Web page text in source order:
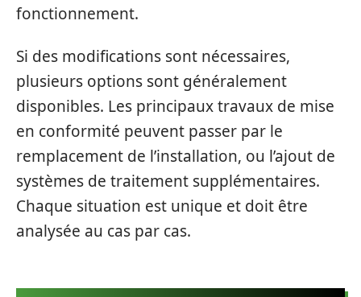
fonctionnement.
Si des modifications sont nécessaires,
plusieurs options sont généralement
disponibles. Les principaux travaux de mise
en conformité peuvent passer par le
remplacement de l’installation, ou l’ajout de
systèmes de traitement supplémentaires.
Chaque situation est unique et doit être
analysée au cas par cas.